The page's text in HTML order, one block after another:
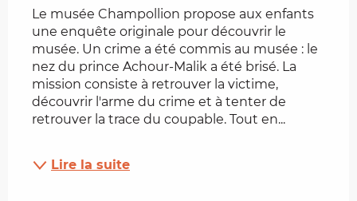
Le musée Champollion propose aux enfants
une enquête originale pour découvrir le
musée. Un crime a été commis au musée : le
nez du prince Achour-Malik a été brisé. La
mission consiste à retrouver la victime,
découvrir l'arme du crime et à tenter de
retrouver la trace du coupable. Tout en...
Lire la suite